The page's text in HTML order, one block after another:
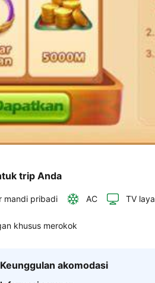
trip Anda
mandi pribadi AC TV
khusus merokok
Keunggulan akomodasi